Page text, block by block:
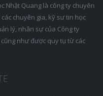
Nhật Quang là công ty chuyên
các chuyên gia, kỹ sư tin học
lý, nhân sự của Công ty
như được quy tụ từ các